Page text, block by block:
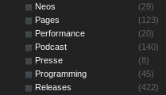
Neos
(29)
Pages
(123)
Performance
(20)
Podcast
(140)
Presse
(8)
Programming
(45)
Releases
(422)